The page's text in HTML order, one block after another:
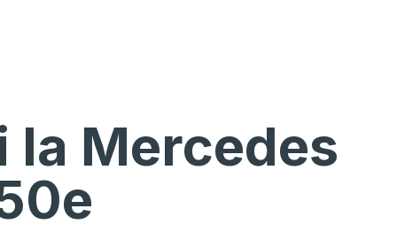
la Mercedes